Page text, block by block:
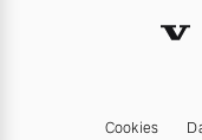
Cookies